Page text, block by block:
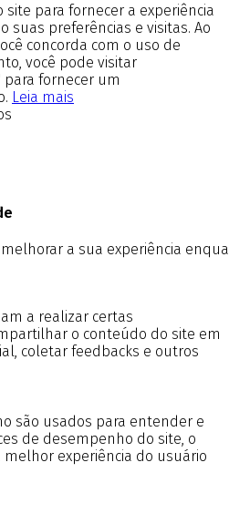
site para fornecer a experiência
suas preferências e visitas. Ao
concorda com o uso de
você pode visitar
para fornecer um
Leia mais
melhorar a sua experiência
a realizar certas
o conteúdo do site em
coletar feedbacks e outros
são usados para entender e
de desempenho do site, o
experiência do usuário